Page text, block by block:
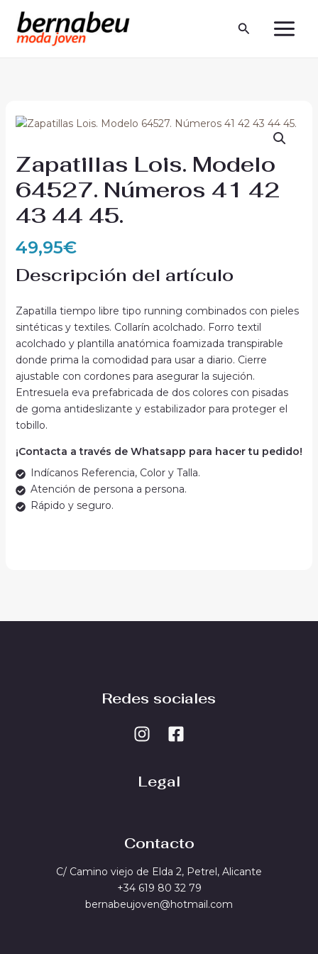
contenido
Buscar
Zapatillas Lois. Modelo
64527. Números 41 42
43 44 45.
49,95€
Descripción del artículo
Zapatilla tiempo libre tipo running combinados con pieles
sintéticas y textiles. Collarín acolchado. Forro textil
acolchado y plantilla anatómica foamizada transpirable
donde prima la comodidad para usar a diario. Cierre
ajustable con cordones para asegurar la sujeción.
Entresuela eva prefabricada de dos colores con pisadas
de goma antideslizante y estabilizador para proteger el
tobillo.
¡Contacta a través de Whatsapp para hacer tu pedido!
Indícanos Referencia, Color y Talla.
Atención de persona a persona.
Rápido y seguro.
Redes sociales
Legal
Contacto
C/ Camino viejo de Elda 2, Petrel, Alicante
+34 619 80 32 79
bernabeujoven@hotmail.com